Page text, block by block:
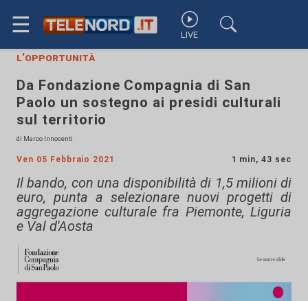
☰ LIVE
l'opportunità
Da Fondazione Compagnia di San
Paolo un sostegno ai presidi culturali
sul territorio
di Marco Innocenti
Ven 05 Febbraio 2021 1 min, 43 sec
Il bando, con una disponibilità di 1,5 milioni di
euro, punta a selezionare nuovi progetti di
aggregazione culturale fra Piemonte, Liguria
e Val d'Aosta